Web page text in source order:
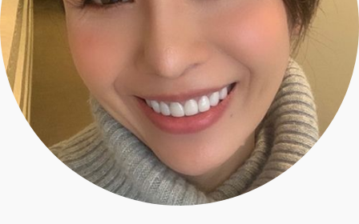
スペシャル占い
エクラ通販
エクラプレミアムNEWS
通販ランキング
デジタルカタログ
エクラプレミアム通販
from編集部
インフォメーション
プレゼント
MAGAZINE